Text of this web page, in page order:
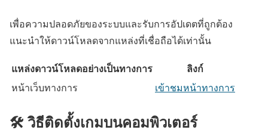
เพื่อความปลอดภัยของระบบและรับการอัปเดตที่ถูกต้อง
แนะนำให้ดาวน์โหลดจากแหล่งที่เชื่อถือได้เท่านั้น
แหล่งดาวน์โหลดอย่างเป็นทางการ ลิงก์
หน้าเว็บทางการ เข้าชมหน้าทางการ
🛠️ วิธีติดตั้งเกมบนคอมพิวเตอร์